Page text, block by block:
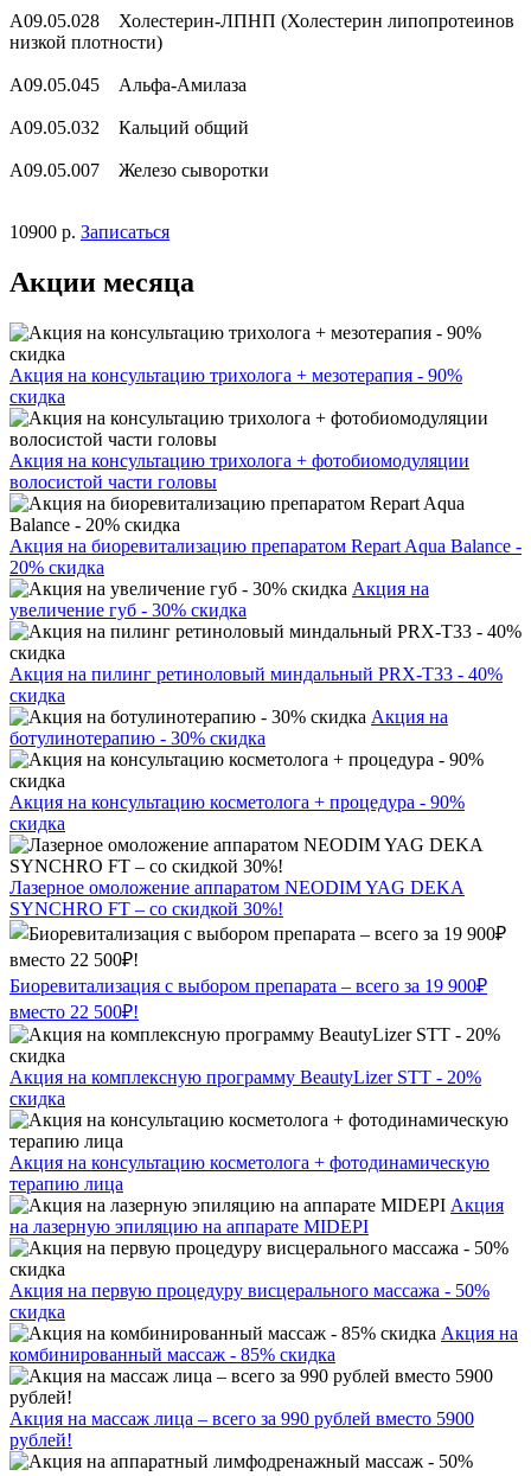
A09.05.028 Холестерин-ЛПНП (Холестерин липопротеинов
низкой плотности)
A09.05.045 Альфа-Амилаза
A09.05.032 Кальций общий
A09.05.007 Железо сыворотки
10900 р. Записаться
Акции месяца
Акция на консультацию трихолога + мезотерапия - 90%
скидка
Акция на консультацию трихолога + фотобиомодуляции
волосистой части головы
Акция на биоревитализацию препаратом Repart Aqua Balance -
20% скидка
Акция на
увеличение губ - 30% скидка
Акция на пилинг ретиноловый миндальный PRX-T33 - 40%
скидка
Акция на
ботулинотерапию - 30% скидка
Акция на консультацию косметолога + процедура - 90%
скидка
Лазерное омоложение аппаратом NEODIM YAG DEKA
SYNCHRO FT – со скидкой 30%!
Биоревитализация с выбором препарата – всего за 19 900₽
вместо 22 500₽!
Акция на комплексную программу BeautyLizer STT - 20%
скидка
Акция на консультацию косметолога + фотодинамическую
терапию лица
Акция
на лазерную эпиляцию на аппарате MIDEPI
Акция на первую процедуру висцерального массажа - 50%
скидка
Акция на
комбинированный массаж - 85% скидка
Акция на массаж лица – всего за 990 рублей вместо 5900
рублей!